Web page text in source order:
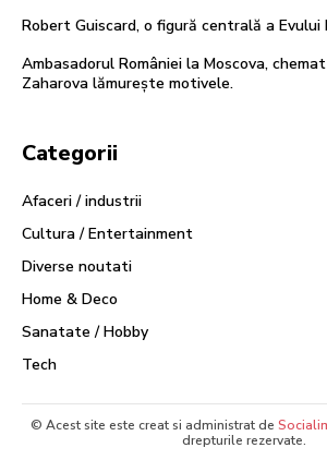
Robert Guiscard, o figură centrală a Evului
Ambasadorul României la Moscova,
Zaharova lămurește motivele.
Categorii
Afaceri / industrii
Cultura / Entertainment
Diverse noutati
Home & Deco
Sanatate / Hobby
Tech
© Acest site este creat si administrat de
drepturile rezervate.